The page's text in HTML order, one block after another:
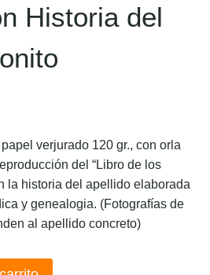
Historia del
verjurado 120 gr., con orla
del “Libro de los
la historia del apellido elaborada
y genealogia. (Fotografías de
al apellido concreto)